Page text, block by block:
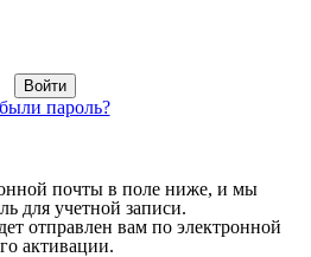
пароль?
почты в поле ниже, и мы
для учетной записи.
отправлен вам по электронной
активации.